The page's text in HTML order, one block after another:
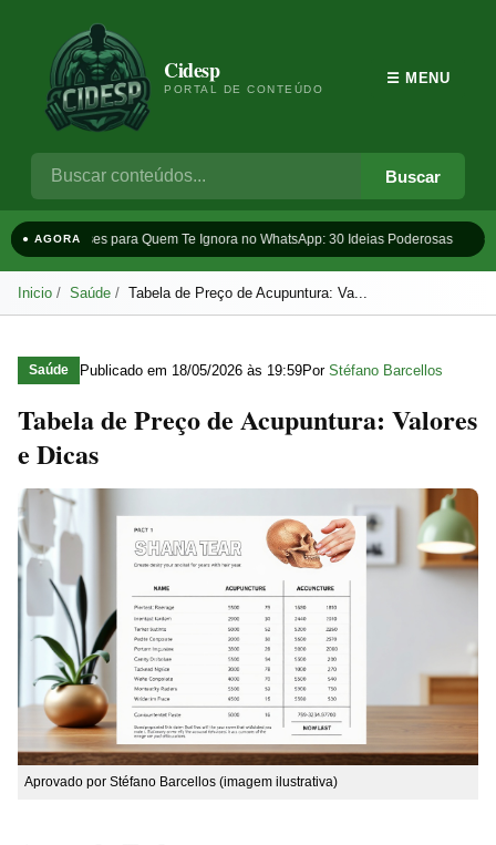
Cidesp
PORTAL DE CONTEÚDO
Buscar
☰ MENU
● AGORAFrases para Quem Te Ignora no WhatsApp: 30 Ideias Poderosas
Inicio Saúde Tabela de Preço de Acupuntura: Va...
Saúde Publicado em 18/05/2026 às 19:59Por Stéfano Barcellos
Tabela de Preço de Acupuntura: Valores
e Dicas
Aprovado por Stéfano Barcellos (imagem ilustrativa)